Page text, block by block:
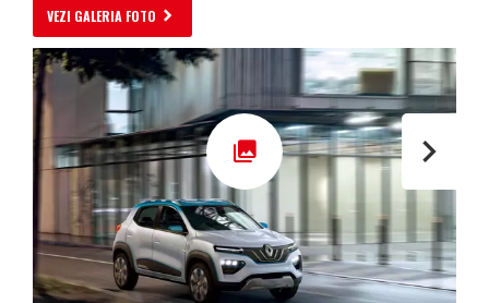
VEZI GALERIA FOTO